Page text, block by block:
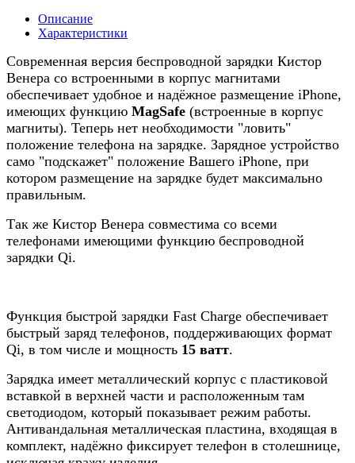
Описание
Характеристики
Современная версия беспроводной зарядки Кистор
Венера со встроенными в корпус магнитами
обеспечивает удобное и надёжное размещение iPhone,
имеющих функцию MagSafe (встроенные в корпус
магниты). Теперь нет необходимости "ловить"
положение телефона на зарядке. Зарядное устройство
само "подскажет" положение Вашего iPhone, при
котором размещение на зарядке будет максимально
правильным.
Так же Кистор Венера совместима со всеми
телефонами имеющими функцию беспроводной
зарядки Qi.
Функция быстрой зарядки Fast Charge обеспечивает
быстрый заряд телефонов, поддерживающих формат
Qi, в том числе и мощность 15 ватт.
Зарядка имеет металлический корпус с пластиковой
вставкой в верхней части и расположенным там
светодиодом, который показывает режим работы.
Антивандальная металлическая пластина, входящая в
комплект, надёжно фиксирует телефон в столешнице,